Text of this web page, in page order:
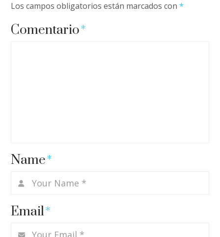
Los campos obligatorios están marcados con*
Comentario*
Name*
Email*